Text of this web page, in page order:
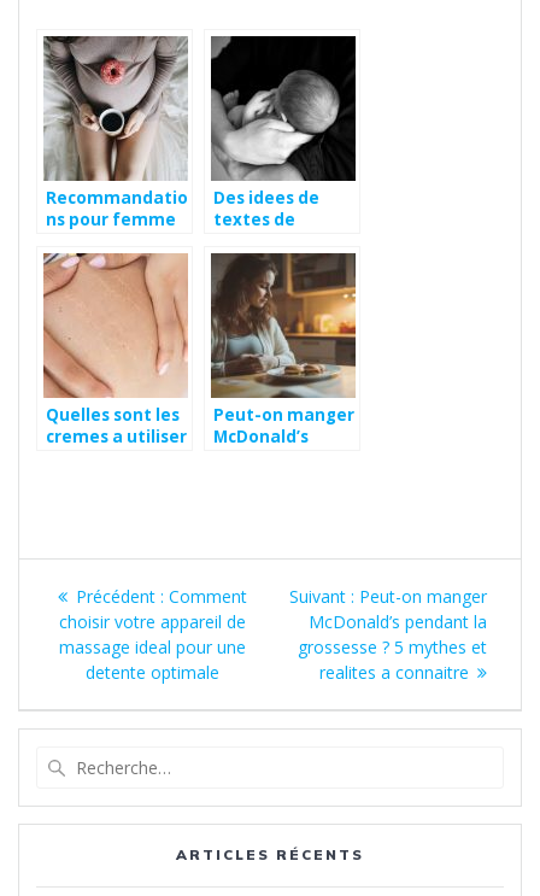
Recommandatio
ns pour femme
Des idees de
textes de
naissance
Quelles sont les
cremes a utiliser
Peut-on manger
McDonald’s
Navigation
de
l’article
Précédent : Article
précédent
:
Comment
choisir votre appareil de
massage ideal pour une
detente optimale
Suivant : Article
suivant
:
Peut-on manger
McDonald’s pendant la
grossesse ? 5 mythes et
realites a connaitre
:
ARTICLES RÉCENTS